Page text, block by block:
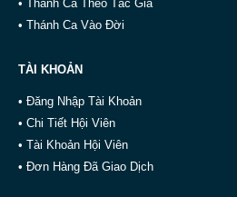
• Thánh Ca Theo Tác Giả
• Thánh Ca Vào Đời
TÀI KHOẢN
• Đăng Nhập Tài Khoản
• Chi Tiết Hội Viên
• Tài Khoản Hội Viên
• Đơn Hàng Đã Giao Dịch